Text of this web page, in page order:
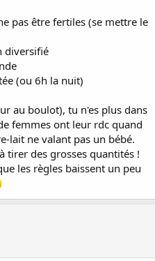
pas être fertiles (se mettre le
diversifié
(ou 6h la nuit)
au boulot), tu n'es plus dans
femmes ont leur rdc quand
lait ne valant pas un bébé.
tirer des grosses quantités !
les règles baissent un peu